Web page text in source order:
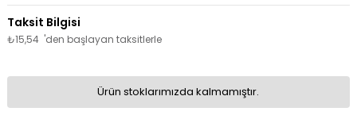
₺15,54 'den başlayan taksitlerle
Ürün stoklarımızda kalmamıştır.